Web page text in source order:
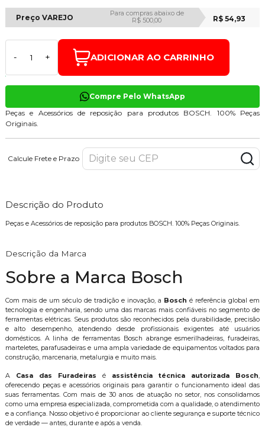
Preço VAREJO
Para compras abaixo de
R$ 500,00
R$ 54,93
- + ADICIONAR AO CARRINHO
Compre Pelo WhatsApp
Peças e Acessórios de reposição para produtos BOSCH. 100% Peças
Originais.
Calcule Frete e Prazo
Descrição do Produto
Peças e Acessórios de reposição para produtos BOSCH. 100% Peças Originais.
Descrição da Marca
Sobre a Marca Bosch
Com mais de um século de tradição e inovação, a Bosch é referência global em
tecnologia e engenharia, sendo uma das marcas mais confiáveis no segmento de
ferramentas elétricas. Seus produtos são reconhecidos pela durabilidade, precisão
e alto desempenho, atendendo desde profissionais exigentes até usuários
domésticos. A linha de ferramentas Bosch abrange esmerilhadeiras, furadeiras,
marteletes, parafusadeiras e uma ampla variedade de equipamentos voltados para
construção, marcenaria, metalurgia e muito mais.
A Casa das Furadeiras é assistência técnica autorizada Bosch
oferecendo peças e acessórios originais para garantir o funcionamento ideal das
suas ferramentas. Com mais de 30 anos de atuação no setor, nos consolidamos
como uma empresa especializada, comprometida com a qualidade, o atendimento
e a confiança. Nosso objetivo é proporcionar ao cliente segurança e suporte técnico
de verdade — antes, durante e após a venda.